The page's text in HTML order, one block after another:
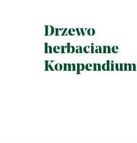
Drzewo
herbaciane
Kompendium